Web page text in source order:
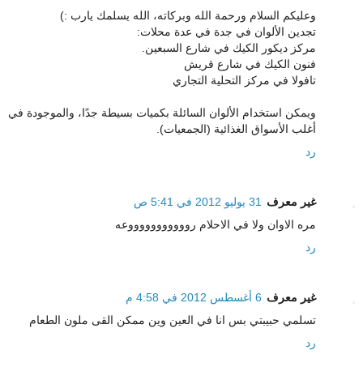
وعليكم السلام ورحمة الله وبركاته، الله يسلمك يارب :)
تجدين الألوان في جدة في عدة محلات:
مركز ديكور الكيك في شارع السبعين.
فنون الكيك في شارع قريش
تافولا في مركز التحلية التجاري
ويمكن استخدام الألوان السائلة بكميات بسيطة جدًا، والموجودة في
أغلب الأسواق الغذائية (الجمعيات).
رد
غير معرف
31 يوليو 2012 في 5:41 ص
مره الاوان ولا في الاحلام روووووووووووعه
رد
غير معرف 6 أغسطس 2012 في 4:58 م
تسلمي حبيبتي بس انا في العين وين ممكن القى ملون الطعام
رد